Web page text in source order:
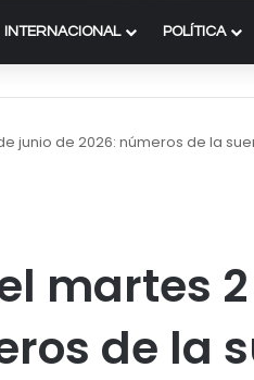
INTERNACIONAL POLÍTICA
junio de 2026: números de la
martes
de la